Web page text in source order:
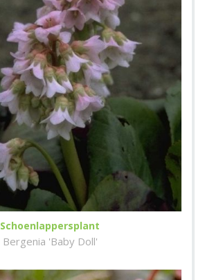
Schoenlappersplant
Bergenia 'Baby Doll'